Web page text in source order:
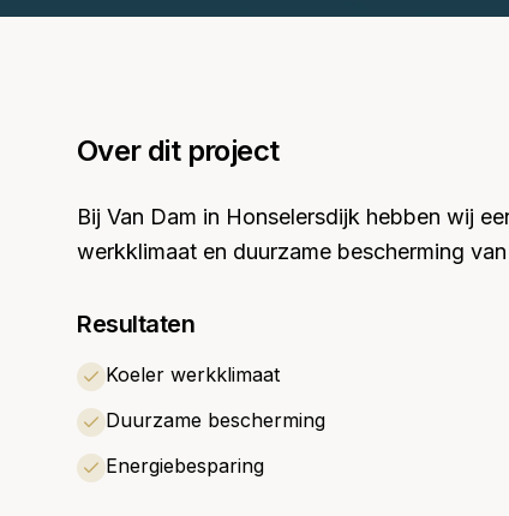
Over dit project
Bij Van Dam in Honselersdijk hebben wij
werkklimaat en duurzame bescherming
Resultaten
Koeler werkklimaat
Duurzame bescherming
Energiebesparing